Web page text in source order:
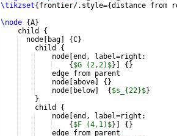
\tikzset{ frontier/.style={distance from
\node {A}
    child
{
  node
bag {C}
    child
{
    node
end, label=right:
{ $G (2,2)$}] { }
    edge from parent
    node
above { }
    node
below] { $s_{22}$}
}
    child
{
    node
end, label=right:
{ $F (4,1)$}] { }
    edge from parent